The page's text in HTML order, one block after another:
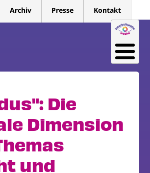
Archiv Presse Kontakt
Die
Dimension
und